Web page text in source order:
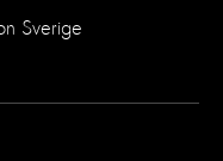
Sverige